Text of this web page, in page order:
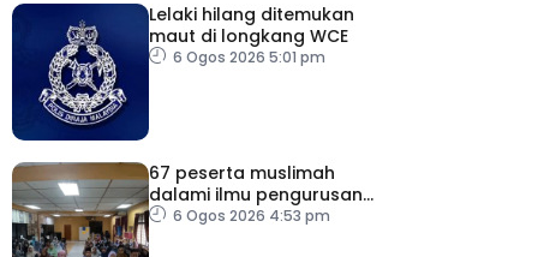
Lelaki hilang ditemukan
maut di longkang WCE
6 Ogos 2026 5:01 pm
67 peserta muslimah
dalami ilmu pengurusan
jenazah
6 Ogos 2026 4:53 pm